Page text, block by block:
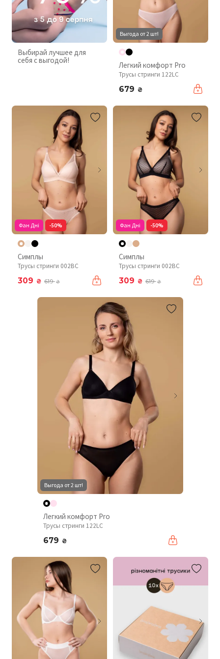
Выбирай лучшее для
себя с выгодой!
Выгода от 2 шт!
Легкий комфорт Pro
Трусы стринги 122LC
679 ₴
Фан Дні -50%
Симплы
Трусы стринги 002BC
309 ₴ 619₴
Фан Дні -50%
Симплы
Трусы стринги 002BC
309 ₴ 619₴
Выгода от 2 шт!
Легкий комфорт Pro
Трусы стринги 122LC
679 ₴